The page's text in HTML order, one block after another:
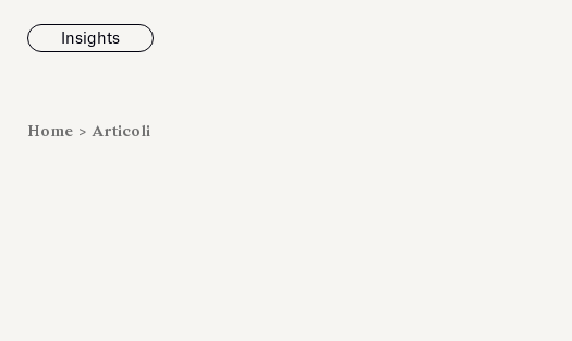
Insights
Home > Articoli